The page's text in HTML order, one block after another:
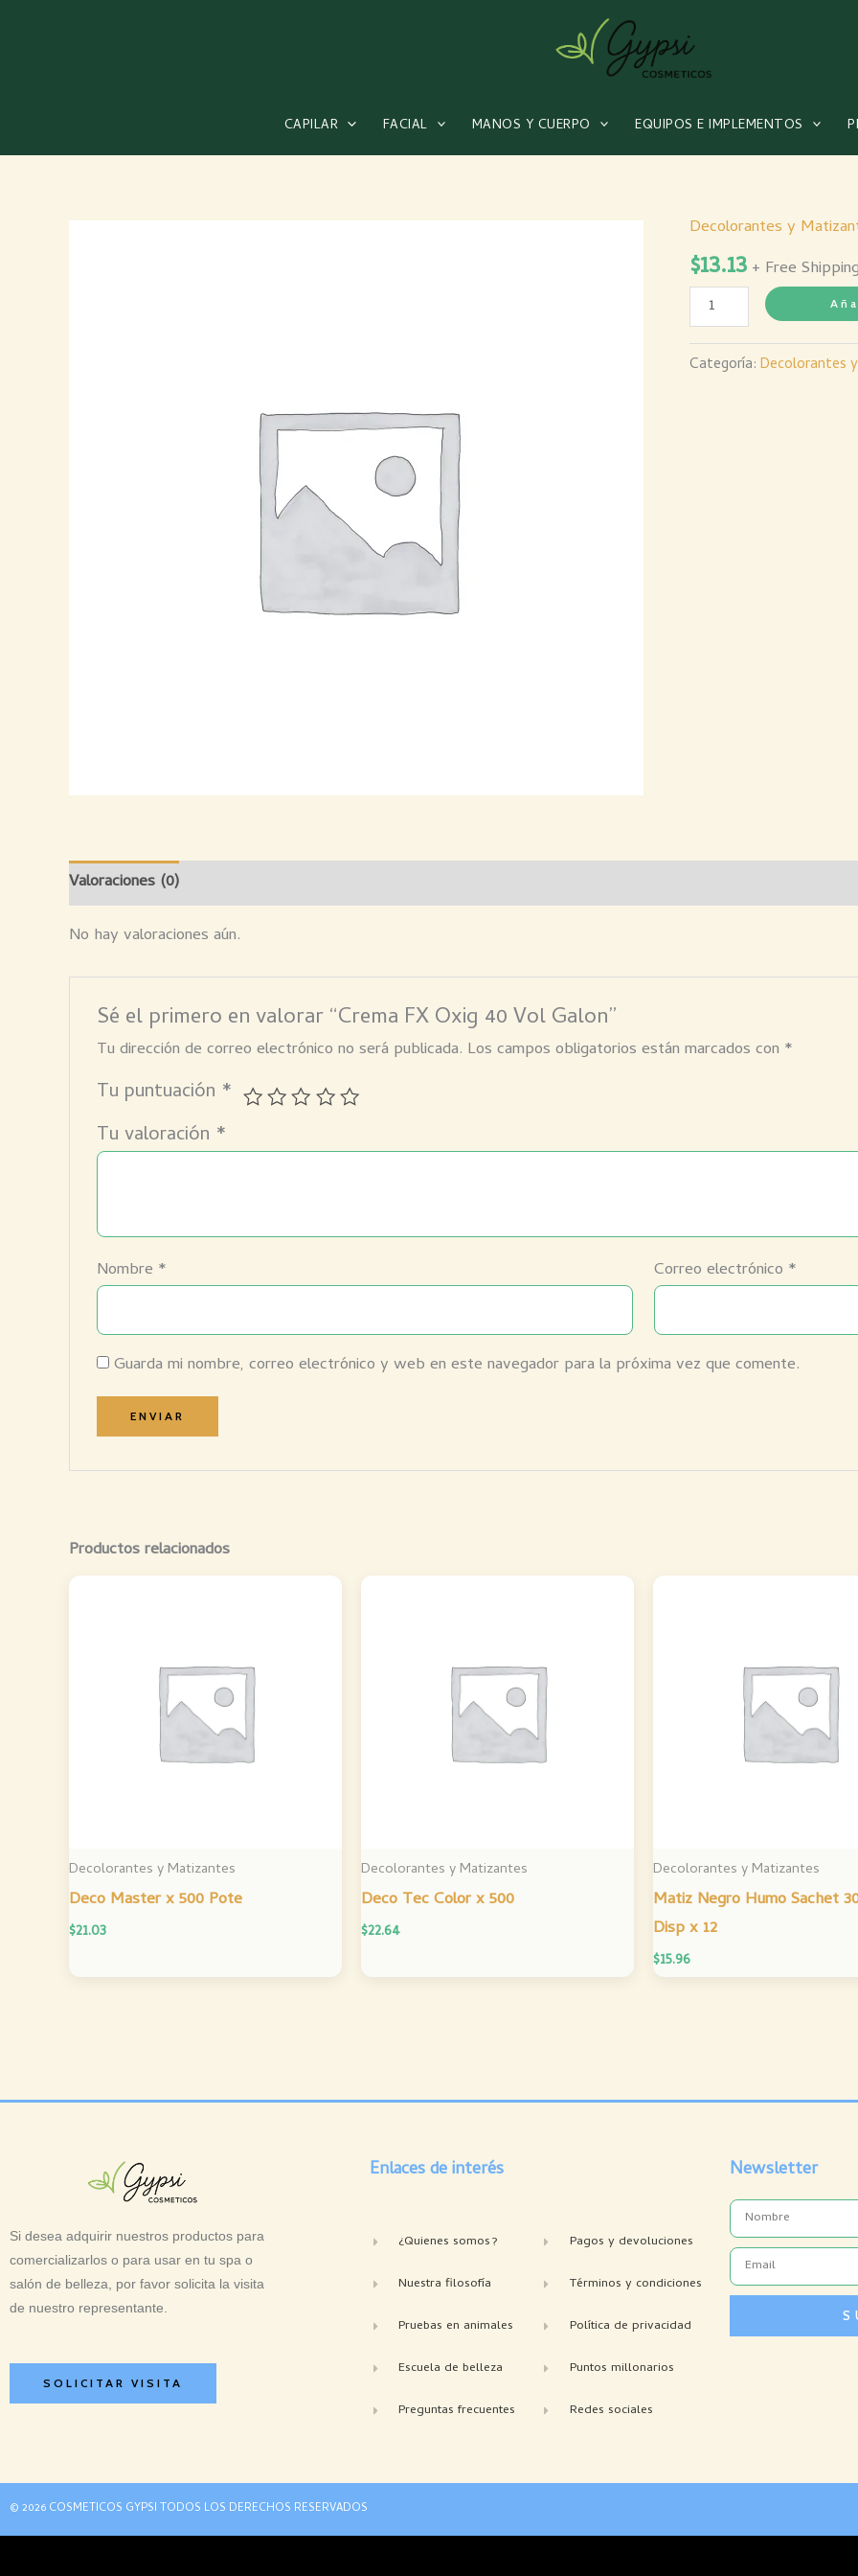
CAPILAR FACIAL MANOS Y CUERPO EQUIPOS E IMPLEMENTOS
Decolorantes y
$13.13 + Free Shipping
Crema
FX
Oxig
40
Vol
Galon
Categoría: Decolorantes
Valoraciones (0)
No hay valoraciones aún.
Sé el primero en valorar “Crema FX Oxig 40 Vol Galon”
Tu dirección de correo electrónico no será publicada. Los campos obligatorios están marcados con *
Tu puntuación *
Tu valoración *
Nombre * Correo electrónico *
Guarda mi nombre, correo electrónico y web en este navegador para la próxima vez que comente.
Productos relacionados
Decolorantes y Matizantes
Deco Master x 500 Pote
$21.03
Decolorantes y Matizantes
Deco Tec Color x 500
$22.64
Decolorantes y Matizantes
Matiz Negro Humo Sachet
Disp x 12
$15.96
Si desea adquirir nuestros productos para
comercializarlos o para usar en tu spa o
salón de belleza, por favor solicita la visita
de nuestro representante.
SOLICITAR VISITA
Enlaces de interés
¿Quienes somos?
Nuestra filosofía
Pruebas en animales
Escuela de belleza
Preguntas frecuentes
Pagos y devoluciones
Términos y condiciones
Política de privacidad
Puntos millonarios
Redes sociales
Newsletter
Name
Email
© 2026 COSMETICOS GYPSI TODOS LOS DERECHOS RESERVADOS